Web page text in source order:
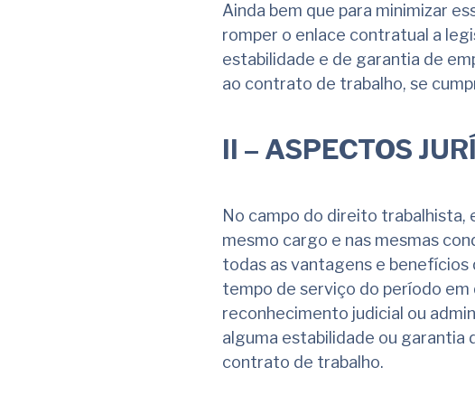
Ainda bem que para minimizar
romper o enlace contratual a
estabilidade e de garantia de
ao contrato de trabalho, se
II – ASPECTOS
No campo do direito
mesmo cargo e nas mesmas
todas as vantagens e
tempo de serviço do período
reconhecimento judicial ou
alguma estabilidade ou garantia
contrato de trabalho.